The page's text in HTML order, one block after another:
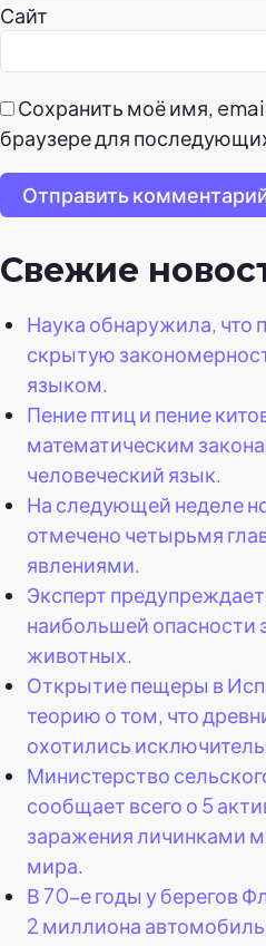
Сайт
Сохранить моё имя,
браузере для
Отправить
Свежие
Наука обнаружила, что
скрытую
языком.
Пение птиц и пение
математическим
человеческий язык.
На следующей неделе
отмечено четырьмя
явлениями.
Эксперт
наибольшей опасности
животных.
Открытие пещеры в
теорию о том, что
охотились
Министерство
сообщает всего о 5
заражения личинками
мира.
В 70-е годы у берегов
2 миллиона